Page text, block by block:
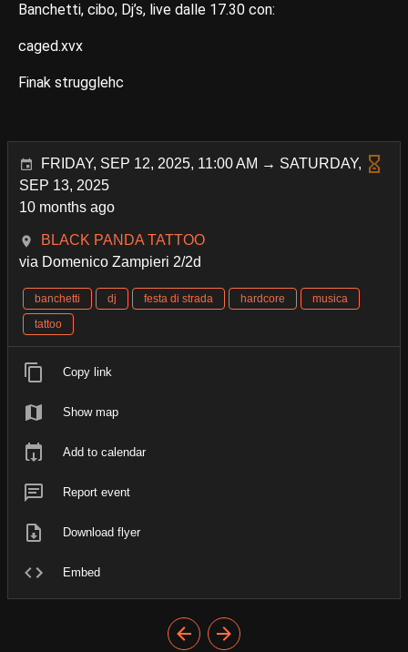
Banchetti, cibo, Dj’s, live dalle 17.30 con:
caged.xvx
Finak strugglehc
FRIDAY, SEP 12, 2025, 11:00 AM → SATURDAY,
SEP 13, 2025
10 months ago
BLACK PANDA TATTOO
via Domenico Zampieri 2/2d
banchetti dj festa di strada hardcore
musica
tattoo
Copy link
Show map
Add to calendar
Report event
Download flyer
Embed